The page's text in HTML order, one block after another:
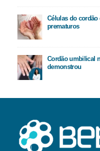
Células do cordão
prematuros
Cordão umbilical
demonstrou